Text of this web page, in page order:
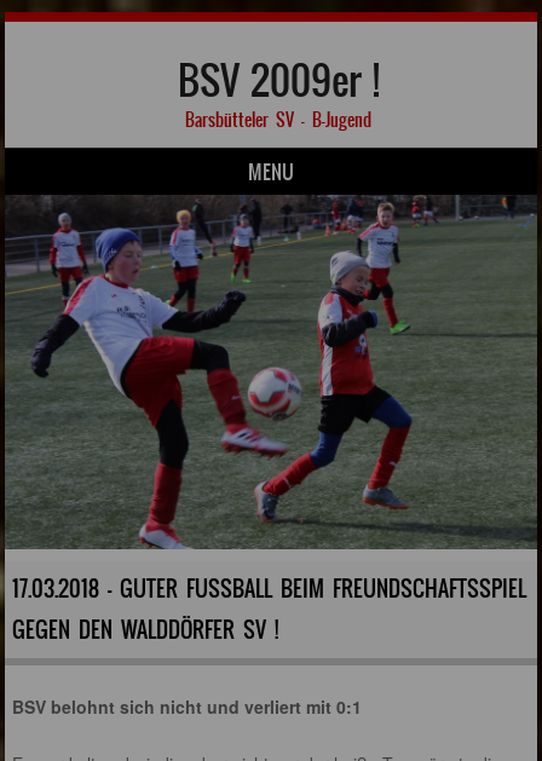
BSV 2009er !
Barsbütteler SV – B-Jugend
MENU
Skip to content
17.03.2018 - GUTER FUSSBALL BEIM FREUNDSCHAFTSSPIEL G
EGEN DEN WALDDÖRFER SV !
BSV belohnt sich nicht und verliert mit 0:1